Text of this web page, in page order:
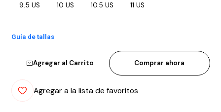
9.5 US 10 US 10.5 US 11 US
Guía de tallas
Agregar al Carrito Comprar ahora
Agregar a la lista de favoritos